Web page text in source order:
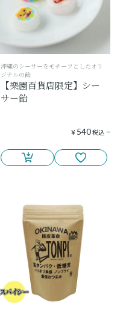
沖縄のシーサーをモチーフとしたオリ
ジナルの飴
【樂園百貨店限定】シー
サー飴
¥ 540税込